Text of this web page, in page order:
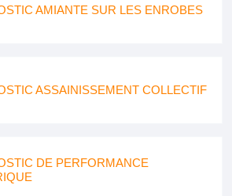
AMIANTE SUR LES ENROBES
ASSAINISSEMENT COLLECTIF
DE PERFORMANCE